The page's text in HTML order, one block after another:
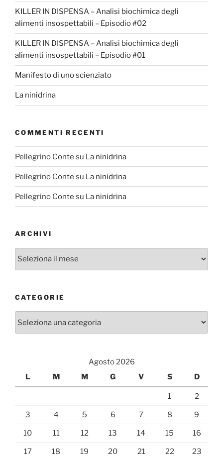
KILLER IN DISPENSA – Analisi biochimica degli
alimenti insospettabili – Episodio #02
KILLER IN DISPENSA – Analisi biochimica degli
alimenti insospettabili – Episodio #01
Manifesto di uno scienziato
La ninidrina
COMMENTI RECENTI
Pellegrino Conte su La ninidrina
Pellegrino Conte su La ninidrina
Pellegrino Conte su La ninidrina
ARCHIVI
CATEGORIE
Agosto 2026
L
M M G V S D
1 2
3 4 5 6 7 8 9
10 11 12 13 14 15 16
17 18 19 20 21 22 23